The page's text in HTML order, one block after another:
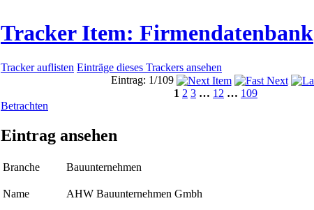
Tracker Item: Firmendatenbank
Tracker auflisten Einträge dieses Trackers ansehen
Eintrag: 1/109
1 2 3 … 12 … 109
Betrachten
Eintrag ansehen
Branche Bauunternehmen
Name AHW Bauunternehmen Gmbh